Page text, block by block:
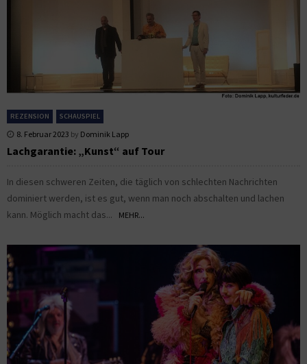
REZENSION SCHAUSPIEL
8. Februar 2023 by Dominik Lapp
Lachgarantie: „Kunst“ auf Tour
In diesen schweren Zeiten, die täglich von schlechten Nachrichten
dominiert werden, ist es gut, wenn man noch abschalten und lachen
kann. Möglich macht das...
MEHR...